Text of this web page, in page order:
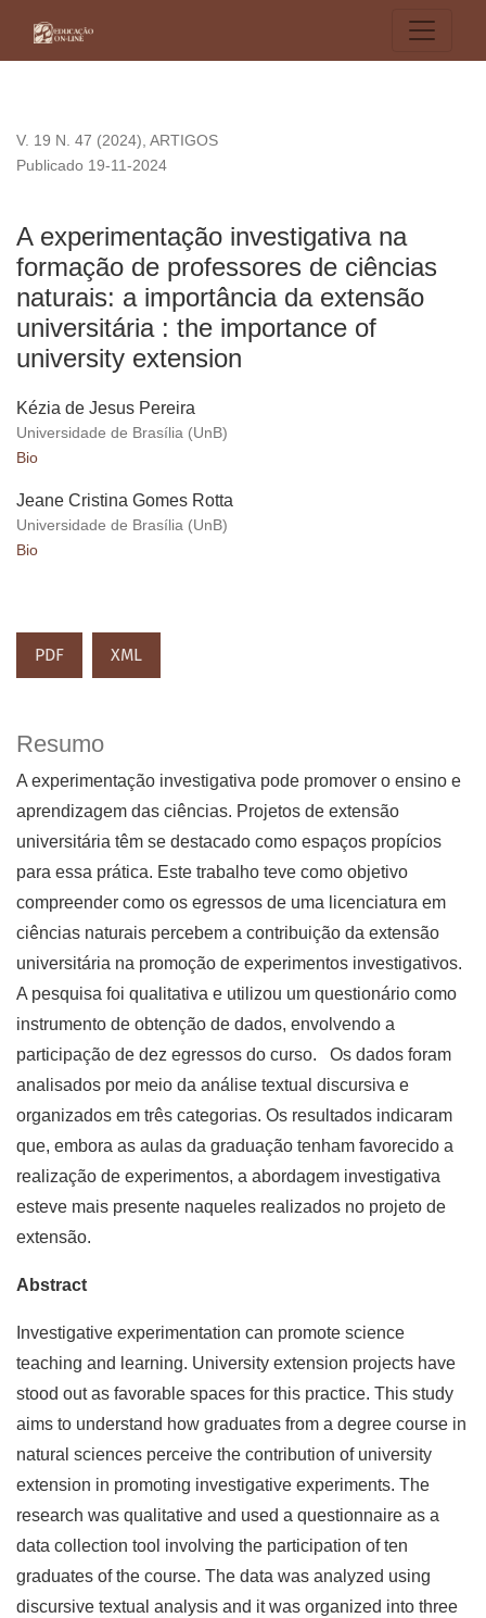
V. 19 N. 47 (2024), ARTIGOS
A experimentação investigativa na
formação de professores de ciências
naturais: a importância da extensão
universitária : the importance of
university extension
Publicado 19-11-2024
Kézia de Jesus Pereira
Universidade de Brasília (UnB)
Bio
Jeane Cristina Gomes Rotta
Universidade de Brasília (UnB)
Bio
PDF XML
Resumo
A experimentação investigativa pode promover o ensino e
aprendizagem das ciências. Projetos de extensão
universitária têm se destacado como espaços propícios
para essa prática. Este trabalho teve como objetivo
compreender como os egressos de uma licenciatura em
ciências naturais percebem a contribuição da extensão
universitária na promoção de experimentos investigativos.
A pesquisa foi qualitativa e utilizou um questionário como
instrumento de obtenção de dados, envolvendo a
participação de dez egressos do curso. Os dados foram
analisados por meio da análise textual discursiva e
organizados em três categorias. Os resultados indicaram
que, embora as aulas da graduação tenham favorecido a
realização de experimentos, a abordagem investigativa
esteve mais presente naqueles realizados no projeto de
extensão.
Abstract
Investigative experimentation can promote science
teaching and learning. University extension projects have
stood out as favorable spaces for this practice. This study
aims to understand how graduates from a degree course in
natural sciences perceive the contribution of university
extension in promoting investigative experiments. The
research was qualitative and used a questionnaire as a
data collection tool involving the participation of ten
graduates of the course. The data was analyzed using
discursive textual analysis and it was organized into three